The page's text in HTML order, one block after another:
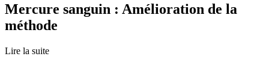
Mercure sanguin : Amélioration de la
méthode
Lire la suite